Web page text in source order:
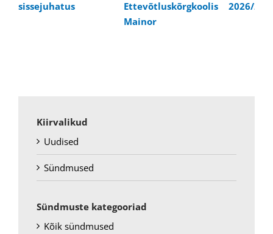
sissejuhatus
Ettevõtluskõrgkoolis
Mainor
2026/
Kiirvalikud
Uudised
Sündmused
Sündmuste kategooriad
Kõik sündmused